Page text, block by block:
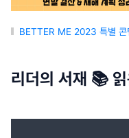
BETTER ME 2023 특별 콘
리더의 서재 📚